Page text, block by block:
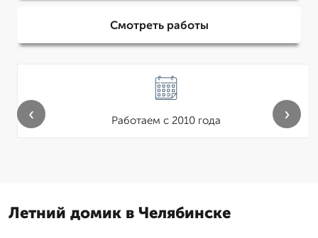
Смотреть работы
Работаем с 2010 года
‹ ›
Летний домик в Челябинске